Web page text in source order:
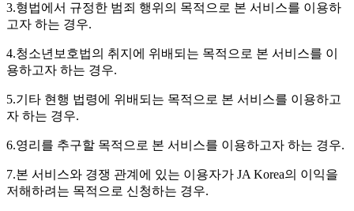
3.형법에서 규정한 범죄 행위의 목적으로 본 서비스를 이용하
고자 하는 경우.
4.청소년보호법의 취지에 위배되는 목적으로 본 서비스를 이
용하고자 하는 경우.
5.기타 현행 법령에 위배되는 목적으로 본 서비스를 이용하고
자 하는 경우.
6.영리를 추구할 목적으로 본 서비스를 이용하고자 하는 경우.
7.본 서비스와 경쟁 관계에 있는 이용자가 JA Korea의 이익을
저해하려는 목적으로 신청하는 경우.